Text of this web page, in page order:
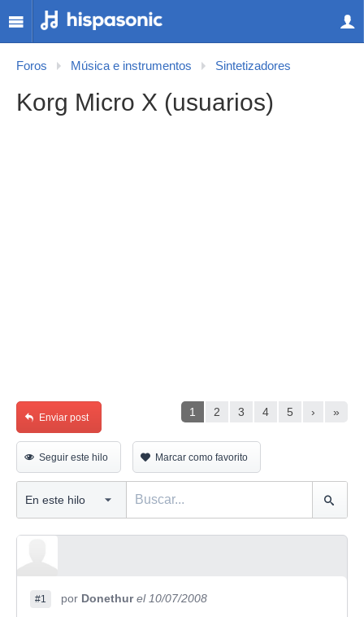
Foros Música e instrumentos Sintetizadores
Korg Micro X (usuarios)
1 2 3 4 5 › »
Enviar post
Seguir este hilo Marcar como favorito
#1 por Donethur el 10/07/2008